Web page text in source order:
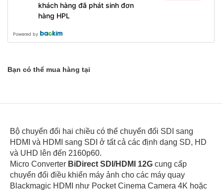
khách hàng đã phát sinh đơn
hàng HPL
Powered by
Bạn có thể mua hàng tại
Bộ chuyển đổi hai chiều có thể chuyển đổi SDI sang
HDMI và HDMI sang SDI ở tất cả các định dạng SD, HD
và UHD lên đến 2160p60.
Micro Converter BiDirect SDI/HDMI 12G cung cấp
chuyển đổi điều khiển máy ảnh cho các máy quay
Blackmagic HDMI như Pocket Cinema Camera 4K hoặc